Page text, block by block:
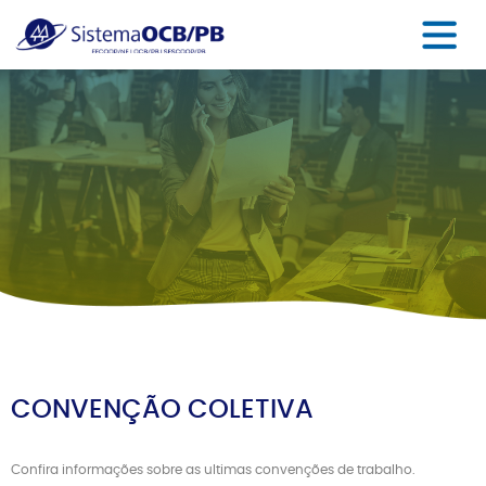
CONVENÇÃO COLETIVA
Confira informações sobre as ultimas convenções de trabalho.